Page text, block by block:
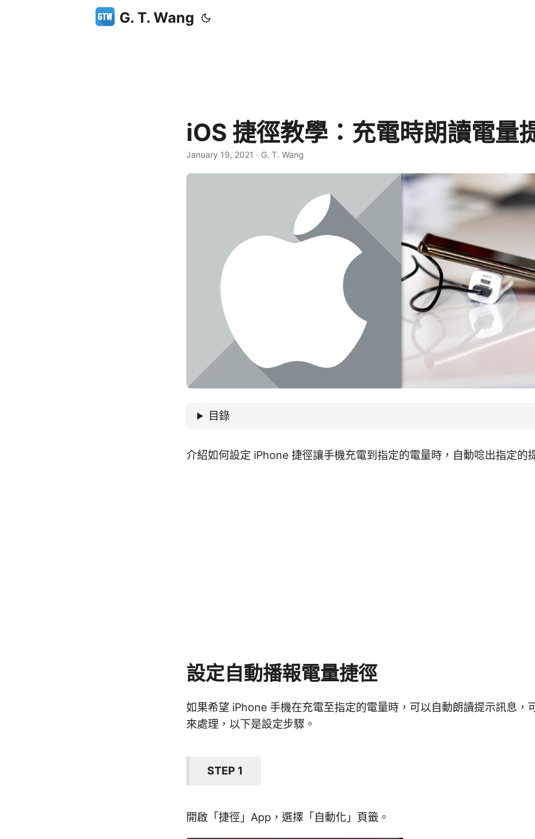
G. T. Wang
iOS 捷徑教學：充電時朗讀電量
January 19, 2021 · G. T. Wang
目錄
介紹如何設定 iPhone 捷徑讓手機充電到指定的電量時，自動唸出指定的
設定自動播報電量捷徑
如果希望 iPhone 手機在充電至指定的電量時，可以自動朗讀提示訊息，
來處理，以下是設定步驟。
STEP 1
開啟「捷徑」App，選擇「自動化」頁籤。